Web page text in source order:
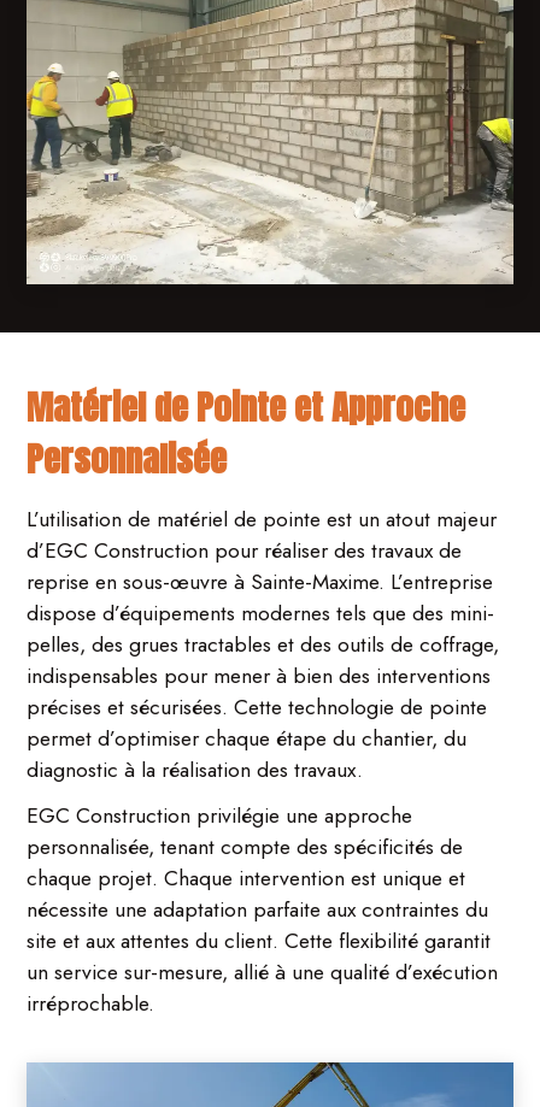
Matériel de Pointe et Approche
Personnalisée
L’utilisation de matériel de pointe est un atout majeur
d’EGC Construction pour réaliser des travaux de
reprise en sous-œuvre à Sainte-Maxime. L’entreprise
dispose d’équipements modernes tels que des mini-
pelles, des grues tractables et des outils de coffrage,
indispensables pour mener à bien des interventions
précises et sécurisées. Cette technologie de pointe
permet d’optimiser chaque étape du chantier, du
diagnostic à la réalisation des travaux.
EGC Construction privilégie une approche
personnalisée, tenant compte des spécificités de
chaque projet. Chaque intervention est unique et
nécessite une adaptation parfaite aux contraintes du
site et aux attentes du client. Cette flexibilité garantit
un service sur-mesure, allié à une qualité d’exécution
irréprochable.